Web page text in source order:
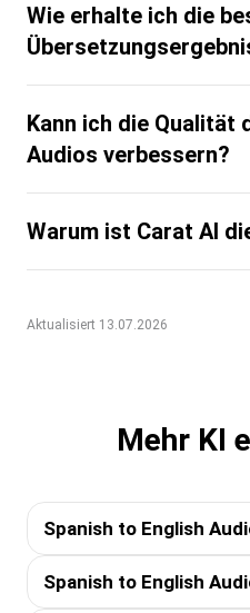
Wie erhalte ich die
Kann ich die Qualität
Audios verbessern?
Warum ist Carat AI
Aktualisiert 13.07.2026
Mehr KI
Spanish to English
Spanish to English